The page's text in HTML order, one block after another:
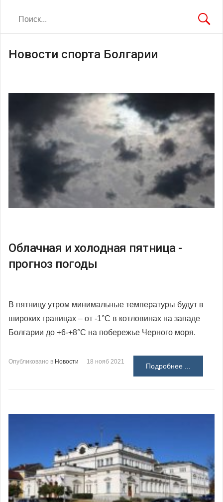
Новости спорта Болгарии
Облачная и холодная пятница -
прогноз погоды
В пятницу утром минимальные температуры будут в
широких границах – от -1°С в котловинах на западе
Болгарии до +6-+8°С на побережье Черного моря.
Опубликовано в Новости 18 нояб 2021
Подробнее ...